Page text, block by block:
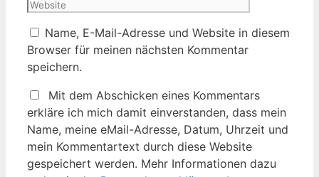
Name, E-Mail-Adresse und Website in diesem
Browser für meinen nächsten Kommentar
speichern.
Mit dem Abschicken eines Kommentars
erkläre ich mich damit einverstanden, dass mein
Name, meine eMail-Adresse, Datum, Uhrzeit und
mein Kommentartext durch diese Website
gespeichert werden. Mehr Informationen dazu